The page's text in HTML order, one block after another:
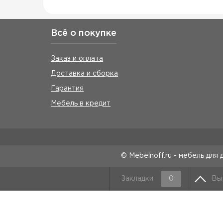
Всё о покупке
Заказ и оплата
Доставка и сборка
Гарантия
Мебель в кредит
© Mebelnoff.ru - мебель для
Все права на материалы текстового,
Закладки 0 Вы